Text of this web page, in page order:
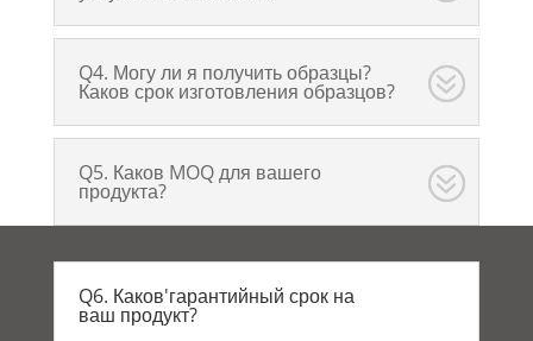
Q4. Могу ли я получить образцы?
Каков срок изготовления образцов?
Q5. Каков MOQ для вашего
продукта?
Q6. Каков'гарантийный срок на
ваш продукт?